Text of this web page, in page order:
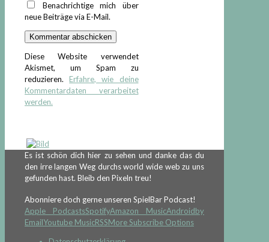
Benachrichtige mich über
neue Beiträge via E-Mail.
Diese Website verwendet
Akismet, um Spam zu
reduzieren. Erfahre, wie deine
Kommentardaten verarbeitet
werden.
Es ist schön dich hier zu sehen und danke das du
den irre langen Weg durchs world wide web zu uns
gefunden hast. Bleib den Pixeln treu!
Abonniere doch gerne unseren SpielBar Podcast!
Apple PodcastsSpotifyAmazon MusicAndroidby
EmailYoutube MusicRSSMore Subscribe Options